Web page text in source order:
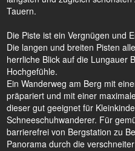
Tauern.
Die Piste ist ein Vergnügen und
Die langen und breiten Pisten
herrliche Blick auf die Lungauer
Hochgefühle.
Ein Wanderweg am Berg mit
präpariert und mit einer
dieser gut geeignet für
Schneeschuhwanderer. Für
barrierefrei von Bergstation zu
Panorama durch die